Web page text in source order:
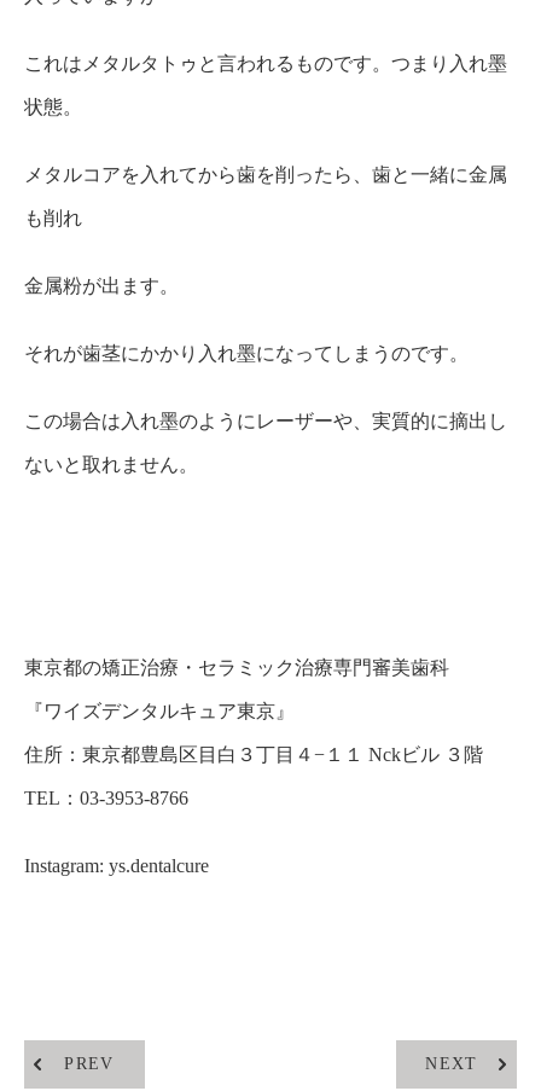
これはメタルタトゥと言われるものです。つまり入れ墨
状態。
メタルコアを入れてから歯を削ったら、歯と一緒に金属
も削れ
金属粉が出ます。
それが歯茎にかかり入れ墨になってしまうのです。
この場合は入れ墨のようにレーザーや、実質的に摘出し
ないと取れません。
東京都の矯正治療・セラミック治療専門審美歯科
『ワイズデンタルキュア東京』
住所： 東京都豊島区目白３丁目４−１１ Nckビル ３階
TEL：03-3953-8766
Instagram: ys.dentalcure
PREV NEXT